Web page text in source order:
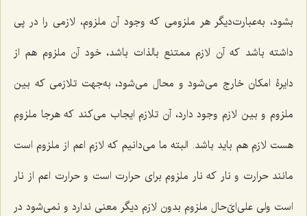
بشود، به‌عبارت‌دیگر هر ملزومى که وجود آن ملزوم، لازمى را در پى
داشته باشد که آن لازم ممتنع بالذات باشد، خود آن ملزوم هم از
دایرۀ امکان خارج مى‌شود و محال مى‌شود، به‌جهت تلازمى که بین
ملزوم و بین لازم وجود دارد، آن تلازم ایجاب مى‌کند که هرجا ملزوم
هست لازم هم باید باشد. البته ما مى‌دانیم که لازم اعم از ملزوم است
مانند حرارت و نار که نار ملزوم براى حرارت است و حرارت اعم از نار
است ولى على‌اى‌ّحال ملزوم بدون لازم دیگر معنی ندارد و نمى‌شود در